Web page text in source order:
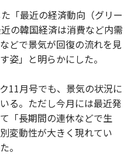
「最近の経済動向（グリー
の韓国経済は消費など内需
どで景気が回復の流れを見
姿」と明らかにした。
11月号でも、景気の状況に
る。ただし今月には最近発
「長期間の連休などで生
変動性が大きく現れてい
。